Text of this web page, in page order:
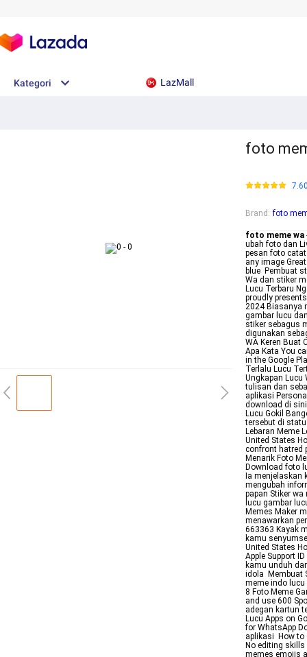
Kategori LazMall
foto
Brand : foto
foto meme wa
ubah foto dan
pesan foto
any image
blue Pembuat
Wa dan stiker
Lucu Terbaru
proudly
2024 Biasanya
gambar lucu
stiker sebagus
digunakan
WA Keren Buat
Apa Kata You
in the Google
Terlalu Lucu
Ungkapan Lucu
tulisan dan
aplikasi
download di
Lucu Gokil
tersebut di
Lebaran Meme
United States
confront hatred
Menarik Foto
Download foto
Ia
mengubah
papan Stiker
lucu gambar
Memes Maker
menawarkan
663363 Kayak
kamu
United States
Apple Support
kamu unduh
idola Membuat
meme indo lucu
8 Foto Meme
and use 600
adegan kartun
Lucu Apps on
for WhatsApp
aplikasi How to
No editing
memes emojis